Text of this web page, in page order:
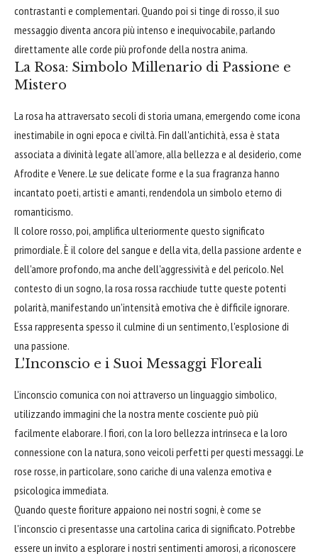
contrastanti e complementari. Quando poi si tinge di rosso, il suo
messaggio diventa ancora più intenso e inequivocabile, parlando
direttamente alle corde più profonde della nostra anima.
La Rosa: Simbolo Millenario di Passione e
Mistero
La rosa ha attraversato secoli di storia umana, emergendo come icona
inestimabile in ogni epoca e civiltà. Fin dall'antichità, essa è stata
associata a divinità legate all'amore, alla bellezza e al desiderio, come
Afrodite e Venere. Le sue delicate forme e la sua fragranza hanno
incantato poeti, artisti e amanti, rendendola un simbolo eterno di
romanticismo.
Il colore rosso, poi, amplifica ulteriormente questo significato
primordiale. È il colore del sangue e della vita, della passione ardente e
dell'amore profondo, ma anche dell'aggressività e del pericolo. Nel
contesto di un sogno, la rosa rossa racchiude tutte queste potenti
polarità, manifestando un'intensità emotiva che è difficile ignorare.
Essa rappresenta spesso il culmine di un sentimento, l'esplosione di
una passione.
L'Inconscio e i Suoi Messaggi Floreali
L'inconscio comunica con noi attraverso un linguaggio simbolico,
utilizzando immagini che la nostra mente cosciente può più
facilmente elaborare. I fiori, con la loro bellezza intrinseca e la loro
connessione con la natura, sono veicoli perfetti per questi messaggi. Le
rose rosse, in particolare, sono cariche di una valenza emotiva e
psicologica immediata.
Quando queste fioriture appaiono nei nostri sogni, è come se
l'inconscio ci presentasse una cartolina carica di significato. Potrebbe
essere un invito a esplorare i nostri sentimenti amorosi, a riconoscere